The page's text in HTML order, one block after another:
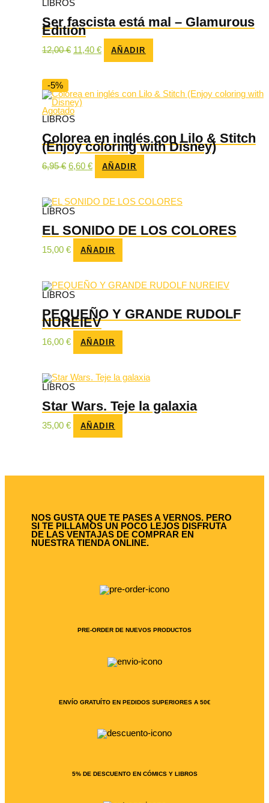
LIBROS
Ser fascista está mal – Glamurous
Edition
12,00€ El
11,40 €El
AÑADIR
-5%
Agotado
LIBROS
Colorea en inglés con Lilo & Stitch
(Enjoy coloring with Disney)
6,95€ El
6,95 €.
6,60 €El
6,60 €.
AÑADIR
LIBROS
EL SONIDO DE LOS COLORES
15,00 € AÑADIR
LIBROS
PEQUEÑO Y GRANDE RUDOLF
NUREIEV
16,00 € AÑADIR
LIBROS
Star Wars. Teje la galaxia
35,00 € AÑADIR
NOS GUSTA QUE TE PASES A VERNOS. PERO
SI TE PILLAMOS UN POCO LEJOS DISFRUTA
DE LAS VENTAJAS DE COMPRAR EN
NUESTRA TIENDA ONLINE.
PRE-ORDER DE NUEVOS PRODUCTOS
ENVÍO GRATUÍTO EN PEDIDOS SUPERIORES A 50€
5% DE DESCUENTO EN CÓMICS Y LIBROS